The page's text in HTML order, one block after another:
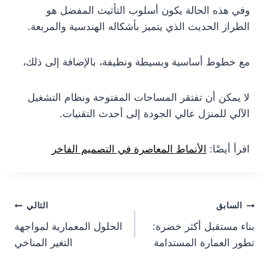
وفي هذه الحالة يكون أسلوب التأثيث المفضل هو
الطراز الحديث الذي يتميز بأشكاله الهندسية والمربعة.
مع خطوط أساسية وبسيطة ونظيفة، بالإضافة إلى ذلك،
لا يمكن أن تفتقر المساحات المفتوحة ونظام التشغيل
الآلي للمنزل عالي الجودة إلى أحدث التقنيات.
اقرأ أيضًا: الأنماط المعاصرة في التصميم الفاخر
Post
navigation
السابق
بناء مستقبل أكثر خضرة:
تطور العمارة المستدامة
التالي
الحلول المعمارية لمواجهة
التغير المناخي